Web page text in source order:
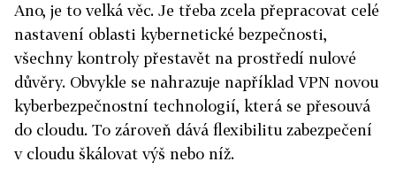
Ano, je to velká věc. Je třeba zcela přepracovat celé
nastavení oblasti kybernetické bezpečnosti,
všechny kontroly přestavět na prostředí nulové
důvěry. Obvykle se nahrazuje například VPN novou
kyberbezpečnostní technologií, která se přesouvá
do cloudu. To zároveň dává flexibilitu zabezpečení
v cloudu škálovat výš nebo níž.